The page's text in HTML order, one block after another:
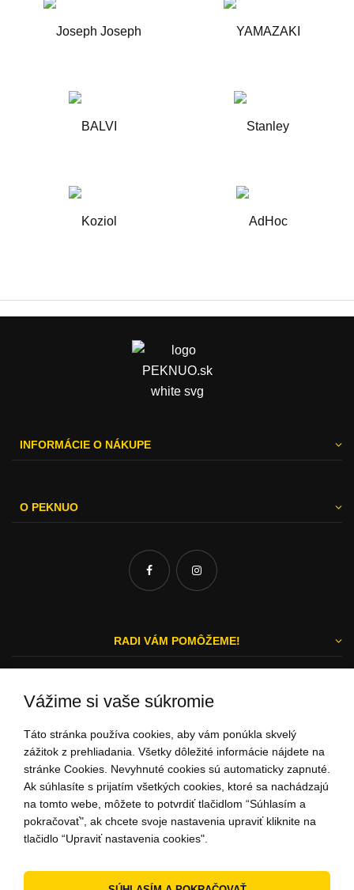
INFORMÁCIE O NÁKUPE
O PEKNUO
RADI VÁM POMÔŽEME!
ZÁKAZNÍCKY SERVIS
0948 732 275
(Po - Pi: 9:00-15:00)
Vážime si vaše súkromie
Táto stránka používa cookies, aby vám ponúkla skvelý
zážitok z prehliadania. Všetky dôležité informácie nájdete na
stránke Cookies. Nevyhnuté cookies sú automaticky zapnuté.
Ak súhlasíte s prijatím všetkých cookies, ktoré sa nachádzajú
na tomto webe, môžete to potvrdiť tlačidlom “Súhlasím a
pokračovať", ak chcete svoje nastavenia upraviť kliknite na
tlačidlo “Upraviť nastavenia cookies".